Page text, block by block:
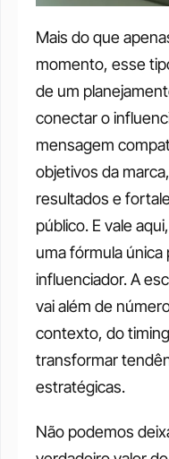
Mais do que
momento, esse
de um
conectar o
mensagem
objetivos da
resultados e
público. E vale
uma fórmula única
influenciador. A
vai além de
contexto, do
transformar
estratégicas.
Não podemos